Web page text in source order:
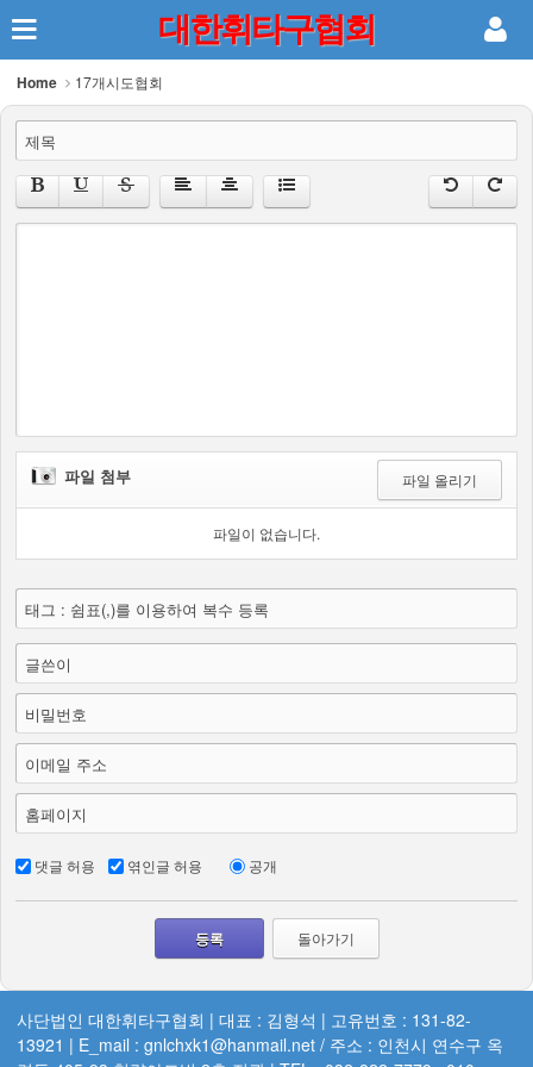
대한휘타구협회
Home 17개시도협회
제목
파일 첨부 파일 올리기
파일이 없습니다.
태그 : 쉼표(,)를 이용하여 복수 등록
글쓴이
비밀번호
이메일 주소
홈페이지
댓글 허용 엮인글 허용 공개
돌아가기
사단법인 대한휘타구협회 | 대표 : 김형석 | 고유번호 : 131-82-
13921 | E_mail : gnlchxk1@hanmail.net / 주소 : 인천시 연수구 옥